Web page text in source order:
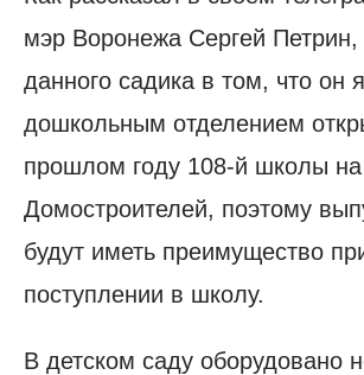
мэр Воронежа Сергей Петрин,
данного садика в том, что он
дошкольным отделением
прошлом году 108-й школы на
Домостроителей, поэтому
будут иметь преимущество
поступлении в школу.
В детском саду оборудовано